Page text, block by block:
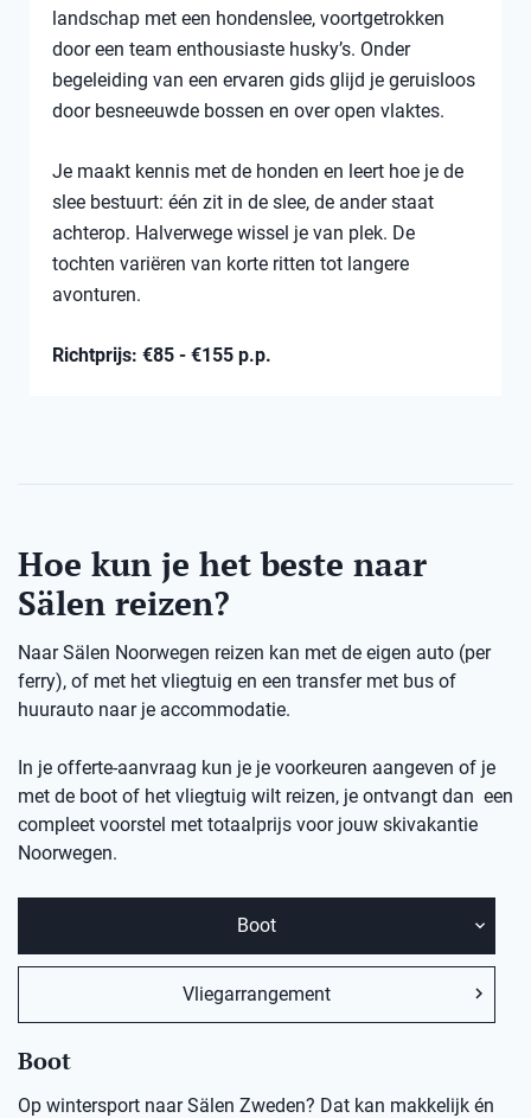
landschap met een hondenslee, voortgetrokken
door een team enthousiaste husky’s. Onder
begeleiding van een ervaren gids glijd je geruisloos
door besneeuwde bossen en over open vlaktes.
Je maakt kennis met de honden en leert hoe je de
slee bestuurt: één zit in de slee, de ander staat
achterop. Halverwege wissel je van plek. De
tochten variëren van korte ritten tot langere
avonturen.
Richtprijs: €85 - €155 p.p.
Hoe kun je het beste naar
Sälen reizen?
Naar Sälen Noorwegen reizen kan met de eigen auto (per
ferry), of met het vliegtuig en een transfer met bus of
huurauto naar je accommodatie.
In je offerte-aanvraag kun je je voorkeuren aangeven of je
met de boot of het vliegtuig wilt reizen, je ontvangt dan een
compleet voorstel met totaalprijs voor jouw skivakantie
Noorwegen.
Boot
Vliegarrangement
Boot
Op wintersport naar Sälen Zweden? Dat kan makkelijk én